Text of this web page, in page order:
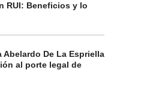
RUI: Beneficios y lo
De La Espriella
al porte legal de